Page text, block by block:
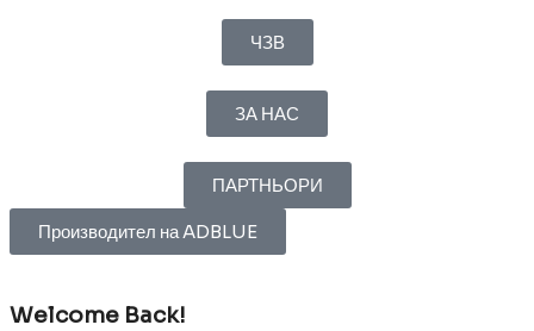
ЧЗВ
ЗА НАС
ПАРТНЬОРИ
Производител на ADBLUE
Welcome Back!